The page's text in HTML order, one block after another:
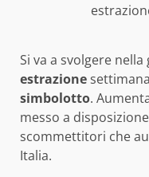
Si va a svolgere
estrazione
simbolotto.
messo a
scommettitori che
Italia.